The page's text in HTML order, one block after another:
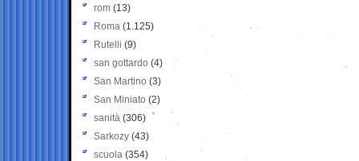
rom (13)
Roma (1.125)
Rutelli (9)
san gottardo (4)
San Martino (3)
San Miniato (2)
sanità (306)
Sarkozy (43)
scuola (354)